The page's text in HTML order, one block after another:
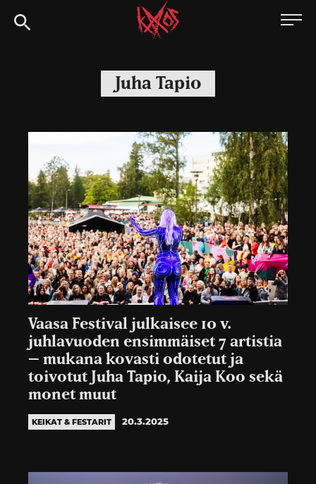
Siirry
suoraan
Kaaoszine
Juha Tapio
Vaasa Festival julkaisee 10 v.
juhlavuoden ensimmäiset 7 artistia
– mukana kovasti odotetut ja
toivotut Juha Tapio, Kaija Koo sekä
monet muut
KEIKAT & FESTARIT 20.3.2025